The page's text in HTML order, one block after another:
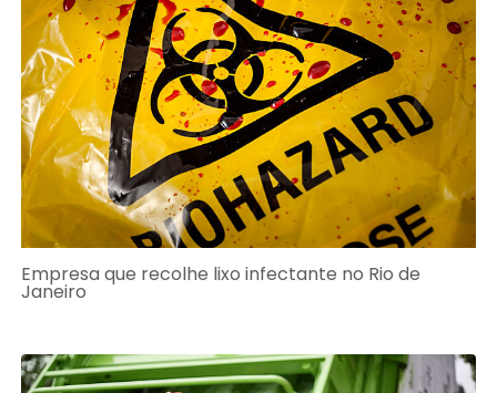
Empresa que recolhe lixo infectante no Rio de
Janeiro